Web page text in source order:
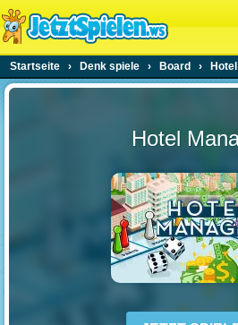
Startseite › Denk spiele › Board ›
Hotel